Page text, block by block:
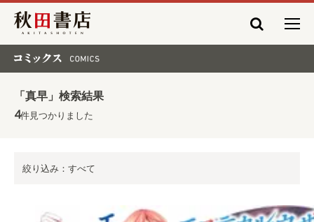
秋田書店
「真早」検索結果
4件見つかりました
絞り込み：すべて